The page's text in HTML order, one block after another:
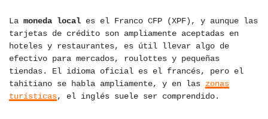
La moneda local es el Franco CFP (XPF), y aunque las
tarjetas de crédito son ampliamente aceptadas en
hoteles y restaurantes, es útil llevar algo de
efectivo para mercados, roulottes y pequeñas
tiendas. El idioma oficial es el francés, pero el
tahitiano se habla ampliamente, y en las zonas
turísticas, el inglés suele ser comprendido.